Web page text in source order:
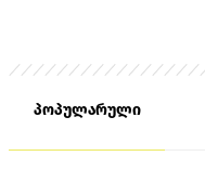
პოპულარული